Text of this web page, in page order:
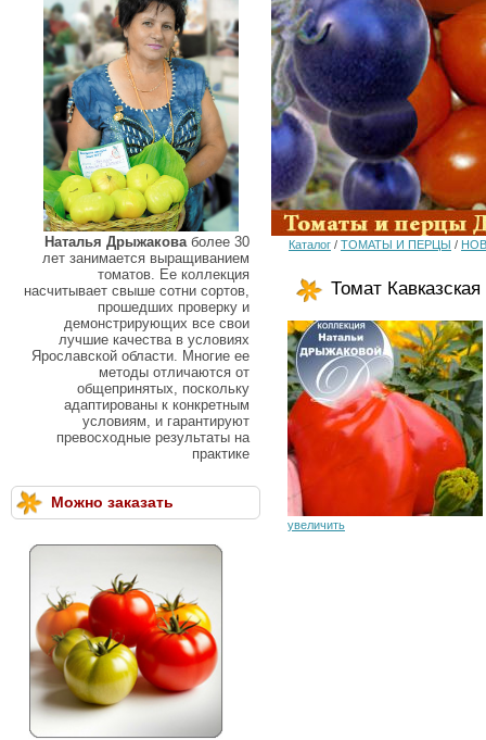
Наталья Дрыжаковаболее 30
лет занимается выращиванием
томатов. Ее коллекция
насчитывает свыше сотни сортов,
прошедших проверку и
демонстрирующих все свои
лучшие качества в условиях
Ярославской области. Многие ее
методы отличаются от
общепринятых, поскольку
адаптированы к конкретным
условиям, и гарантируют
превосходные результаты на
практике
Можно заказать
Каталог / ТОМАТЫ И ПЕРЦЫ /
Томат
увеличить